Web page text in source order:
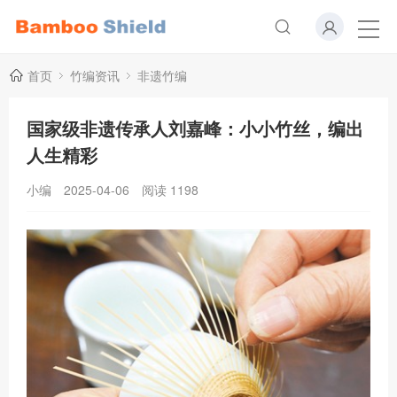
首页 竹编资讯 非遗竹编
国家级非遗传承人刘嘉峰：小小竹丝，编出
人生精彩
小编 2025-04-06 阅读 1198